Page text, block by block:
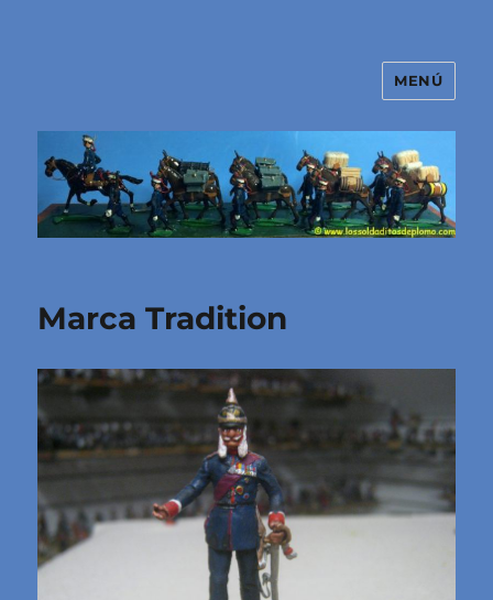
El mundo de los soldaditos de
plomo
MENÚ
Marca Tradition